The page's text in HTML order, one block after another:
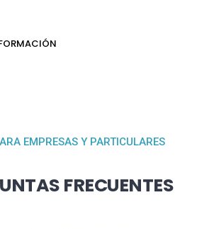
EMPRESAS Y PARTICULARES
FRECUENTES